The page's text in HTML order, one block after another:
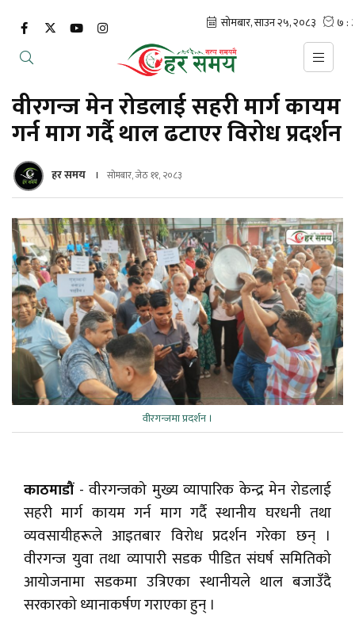
वीरगन्ज मेन रोडलाई सहरी मार्ग कायम
गर्न माग गर्दै थाल ढटाएर विरोध प्रदर्शन
हर समय सोमबार, जेठ ११, २०८३
वीरगन्जमा प्रदर्शन ।
काठमाडौं- वीरगन्जको मुख्य व्यापारिक केन्द्र मेन रोडलाई
सहरी मार्ग कायम गर्न माग गर्दै स्थानीय घरधनी तथा
व्यवसायीहरूले आइतबार विरोध प्रदर्शन गरेका छन् ।
वीरगन्ज युवा तथा व्यापारी सडक पीडित संघर्ष समितिको
आयोजनामा सडकमा उत्रिएका स्थानीयले थाल बजाउँदै
सरकारको ध्यानाकर्षण गराएका हुन् ।